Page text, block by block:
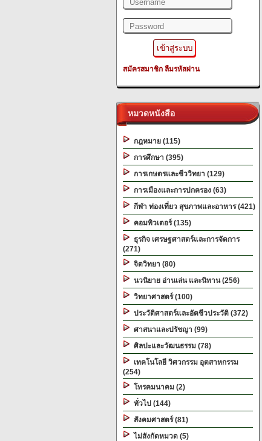
สมัครสมาชิก ลืมรหัสผ่าน
หมวดหนังสือ
กฎหมาย (115)
การศึกษา (395)
การเกษตรและชีววิทยา (129)
การเมืองและการปกครอง (63)
กีฬา ท่องเที่ยว สุขภาพและอาหาร (421)
คอมพิวเตอร์ (135)
ธุรกิจ เศรษฐศาสตร์และการจัดการ
(271)
จิตวิทยา (80)
นวนิยาย อ่านเล่น และนิทาน (256)
วิทยาศาสตร์ (100)
ประวัติศาสตร์และอัตชีวประวัติ (372)
ศาสนาและปรัชญา (99)
ศิลปะและวัฒนธรรม (78)
เทคโนโลยี วิศวกรรม อุตสาหกรรม
(254)
โทรคมนาคม (2)
ทั่วไป (144)
สังคมศาสตร์ (81)
ไม่สังกัดหมวด (5)